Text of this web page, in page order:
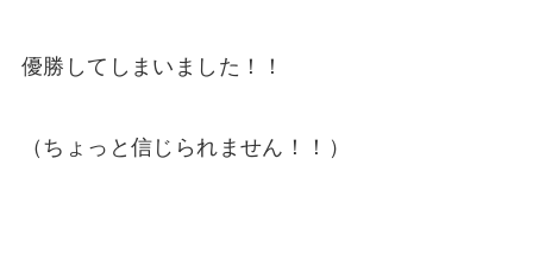
優勝してしまいました！！
（ちょっと信じられません！！）